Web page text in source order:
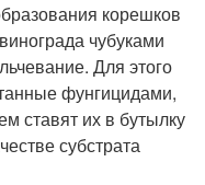
корешков
чубуками
Для этого
фунгицидами,
ставят их в бутылку
субстрата